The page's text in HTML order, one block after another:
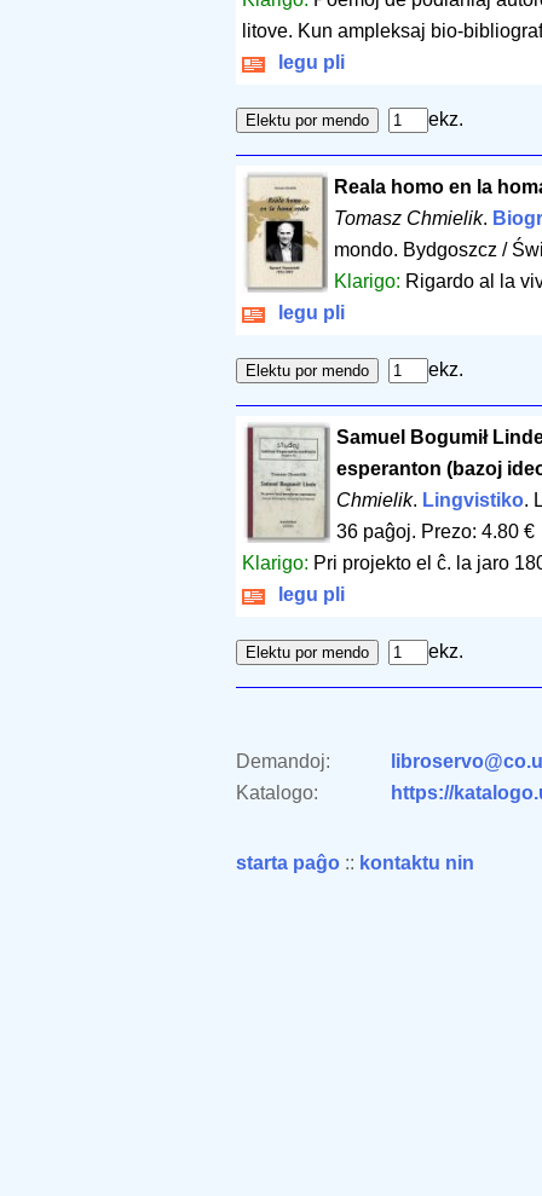
litove. Kun ampleksaj bio-
legu pli
ekz.
Reala homo en la
Tomasz Chmielik.
mondo. Bydgoszcz /
Klarigo: Rigardo al la
legu pli
ekz.
Samuel Bogumił
esperanton (bazoj
Chmielik. Lingvistiko.
36 paĝoj. Prezo: 4.80 €
Klarigo: Pri projekto el ĉ. la jaro
legu pli
ekz.
Demandoj:
Katalogo:
https://
starta paĝo :: kontaktu nin